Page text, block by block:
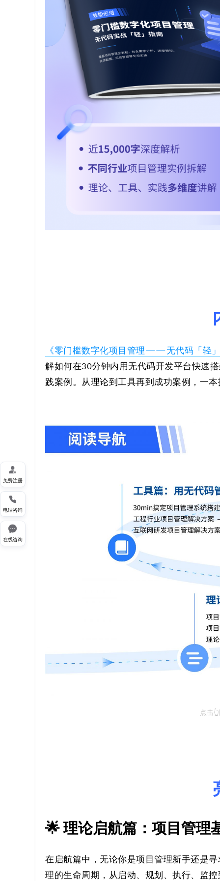
《零门槛数字化项目管理——无代码「轻
解如何在30分钟内用无代码开发平台快速
践案例。从理论到工具再到成功案例，一
点击
🌟 理论启航篇：项目管理
在启航篇中，无论你是项目管理新手还是
理的生命周期，从启动、规划、执行、监

免费注册

电话咨询

在线咨询